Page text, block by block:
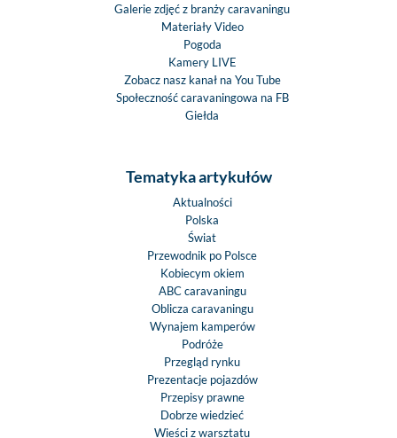
Galerie zdjęć z branży caravaningu
Materiały Video
Pogoda
Kamery LIVE
Zobacz nasz kanał na You Tube
Społeczność caravaningowa na FB
Giełda
Tematyka artykułów
Aktualności
Polska
Świat
Przewodnik po Polsce
Kobiecym okiem
ABC caravaningu
Oblicza caravaningu
Wynajem kamperów
Podróże
Przegląd rynku
Prezentacje pojazdów
Przepisy prawne
Dobrze wiedzieć
Wieści z warsztatu